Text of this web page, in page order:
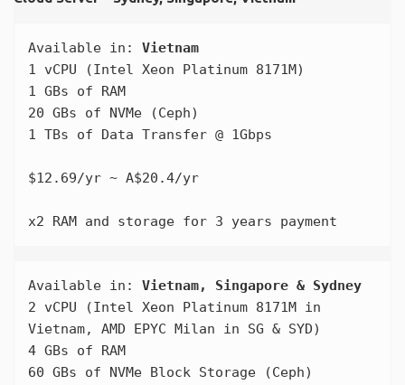
Available in: Vietnam
1 vCPU (Intel Xeon Platinum 8171M)
1 GBs of RAM
20 GBs of NVMe (Ceph)
1 TBs of Data Transfer @ 1Gbps
$12.69/yr ~ A$20.4/yr
x2 RAM and storage for 3 years payment
Available in: Vietnam, Singapore & Sydney
2 vCPU (Intel Xeon Platinum 8171M in
Vietnam, AMD EPYC Milan in SG & SYD)
4 GBs of RAM
60 GBs of NVMe Block Storage (Ceph)